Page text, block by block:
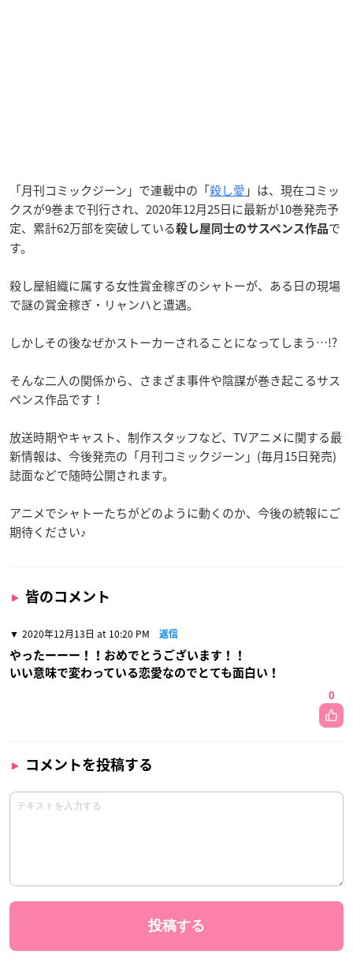
「月刊コミックジーン」で連載中の「殺し愛 」は、現在コミッ
クスが9巻まで刊行され、2020年12月25日に最新が10巻発売予
定、累計62万部を突破している殺し屋同士のサスペンス作品で
す。
殺し屋組織に属する女性賞金稼ぎのシャトーが、ある日の現場
で謎の賞金稼ぎ・リャンハと遭遇。
しかしその後なぜかストーカーされることになってしまう…!?
そんな二人の関係から、さまざま事件や陰謀が巻き起こるサス
ペンス作品です！
放送時期やキャスト、制作スタッフなど、TVアニメに関する最
新情報は、今後発売の「月刊コミックジーン」(毎月15日発売)
誌面などで随時公開されます。
アニメでシャトーたちがどのように動くのか、今後の続報にご
期待ください♪
皆のコメント
2020年12月13日 at 10:20 PM 返信
やったーーー！！おめでとうございます！！
いい意味で変わっている恋愛なのでとても面白い！
0
コメントを投稿する